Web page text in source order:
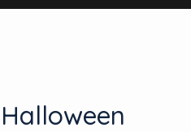
Halloween